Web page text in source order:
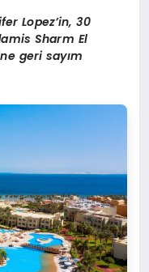
Lopez’in, 30
Sharm El
geri sayım